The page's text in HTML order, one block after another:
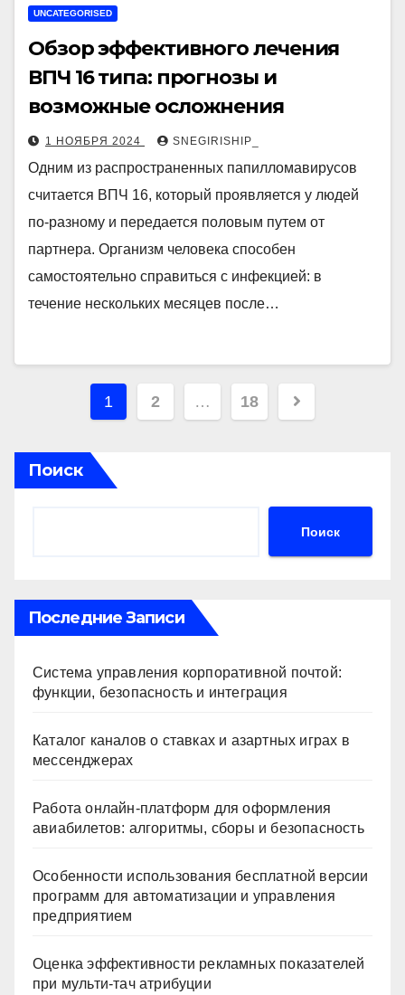
UNCATEGORISED
Обзор эффективного лечения
ВПЧ 16 типа: прогнозы и
возможные осложнения
1 НОЯБРЯ 2024 SNEGIRISHIP_
Одним из распространенных папилломавирусов
считается ВПЧ 16, который проявляется у людей
по-разному и передается половым путем от
партнера. Организм человека способен
самостоятельно справиться с инфекцией: в
течение нескольких месяцев после…
Пагинация
1 2 … 18
Поиск
Поиск
Последние Записи
Система управления корпоративной почтой:
функции, безопасность и интеграция
Каталог каналов о ставках и азартных играх в
мессенджерах
Работа онлайн‑платформ для оформления
авиабилетов: алгоритмы, сборы и безопасность
Особенности использования бесплатной версии
программ для автоматизации и управления
предприятием
Оценка эффективности рекламных показателей
при мульти-тач атрибуции